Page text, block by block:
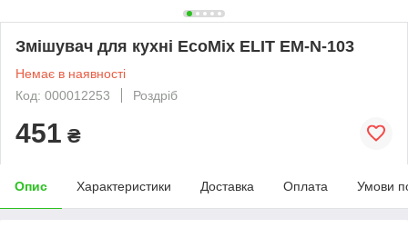
Змішувач для кухні EcoMix ELIT EM-N-103
Немає в наявності
Код: 000012253
Роздріб
451 ₴
Опис Характеристики Доставка Оплата Умови